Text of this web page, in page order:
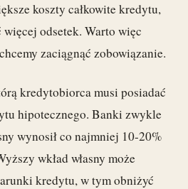
koszty całkowite kredytu,
odsetek. Warto więc
zaciągnąć zobowiązanie.
kredytobiorca musi posiadać
hipotecznego. Banki zwykle
wynosił co najmniej 10-20%
wkład własny może
kredytu, w tym obniżyć